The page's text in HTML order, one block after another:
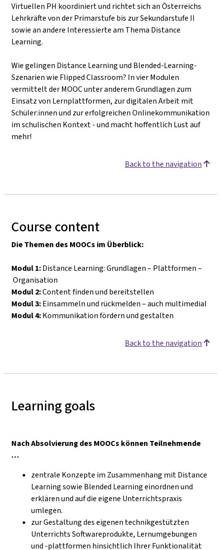
Virtuellen PH koordiniert und richtet sich an Österreichs
Lehrkräfte von der Primarstufe bis zur Sekundarstufe II
sowie an andere Interessierte am Thema Distance
Learning.
Wie gelingen Distance Learning und Blended-Learning-
Szenarien wie Flipped Classroom? In vier Modulen
vermittelt der MOOC unter anderem Grundlagen zum
Einsatz von Lernplattformen, zur digitalen Arbeit mit
Schüler:innen und zur erfolgreichen Onlinekommunikation
im schulischen Kontext - und macht hoffentlich Lust auf
mehr!
Back to the navigation
Course content
Die Themen des MOOCs im Überblick:
Modul 1:Distance Learning: Grundlagen– Plattformen–
Organisation
Modul 2:Content finden und bereitstellen
Modul 3:Einsammeln und rückmelden–auch multimedial
Modul 4:Kommunikation fördern und gestalten
Back to the navigation
Learning goals
Nach Absolvierung des MOOCs können Teilnehmende
…
zentrale Konzepte im Zusammenhang mit Distance
Learning sowie Blended Learning einordnen und
erklären und auf die eigene Unterrichtspraxis
umlegen.
zur Gestaltung des eigenen technikgestützten
Unterrichts Softwareprodukte, Lernumgebungen
und -plattformen hinsichtlich Ihrer Funktionalität